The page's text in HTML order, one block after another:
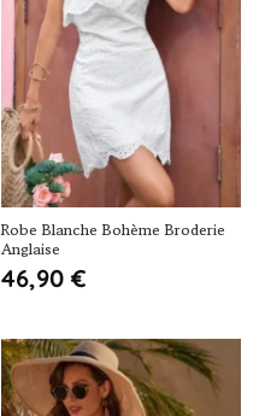
Robe Blanche Bohème Broderie
Anglaise
46,90 €